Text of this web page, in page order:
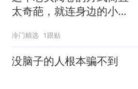
太奇葩，就连身边的小太
冷门精选 1跟贴
没脑子的人根本骗不到